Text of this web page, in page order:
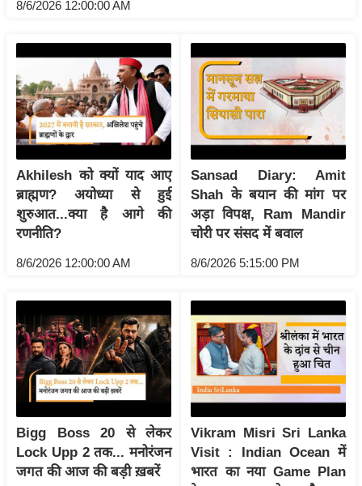
शे
ज्ञ
य
ब
ज
खे
ल
क्रि
ट
L
2
0
6
क्रा
इ
8/6/2026 12:00:00 AM
Akhilesh को क्यों याद आए
ब्राह्मण? अयोध्या से हुई
शुरुआत...क्या है आगे की
रणनीति?
8/6/2026 12:00:00 AM
Sansad Diary: Amit
Shah के बयान की मांग पर
अड़ा विपक्ष, Ram Mandir
चोरी पर संसद में बवाल
8/6/2026 5:15:00 PM
Bigg Boss 20 से लेकर
Lock Upp 2 तक... मनोरंजन
जगत की आज की बड़ी ख़बरें
Vikram Misri Sri Lanka
Visit : Indian Ocean में
भारत का नया Game Plan